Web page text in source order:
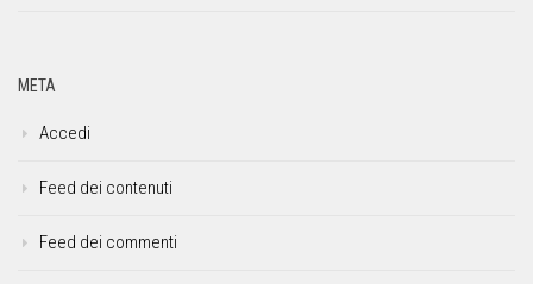
META
Accedi
Feed dei contenuti
Feed dei commenti